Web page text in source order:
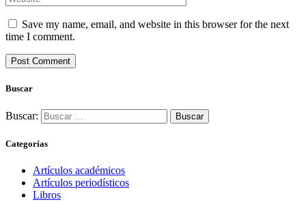
Save my name, email, and website in this browser for the next
time I comment.
Buscar
Buscar:
Categorías
Artículos académicos
Artículos periodísticos
Libros